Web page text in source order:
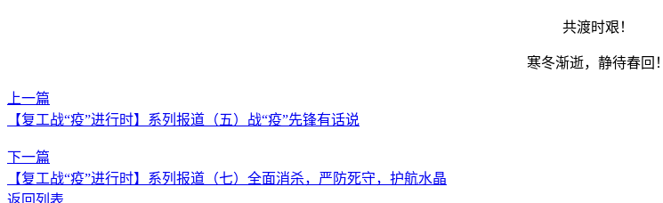
共渡时艰！
寒冬渐逝，静待春回！
上一篇
【复工战“疫”进行时】系列报道（五）战“疫”先锋有话说
下一篇
【复工战“疫”进行时】系列报道（七）全面消杀，严防死守，护航水晶
返回列表